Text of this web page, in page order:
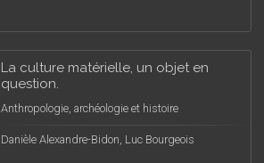
La culture matérielle, un objet en
question.
Anthropologie, archéologie et histoire
Danièle Alexandre-Bidon, Luc Bourgeois